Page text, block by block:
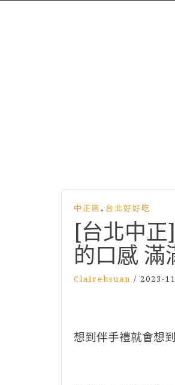
中正區 , 台北好好吃
[台北中
的口感 滿
Clairehsuan / 2023-
想到伴手禮就會想